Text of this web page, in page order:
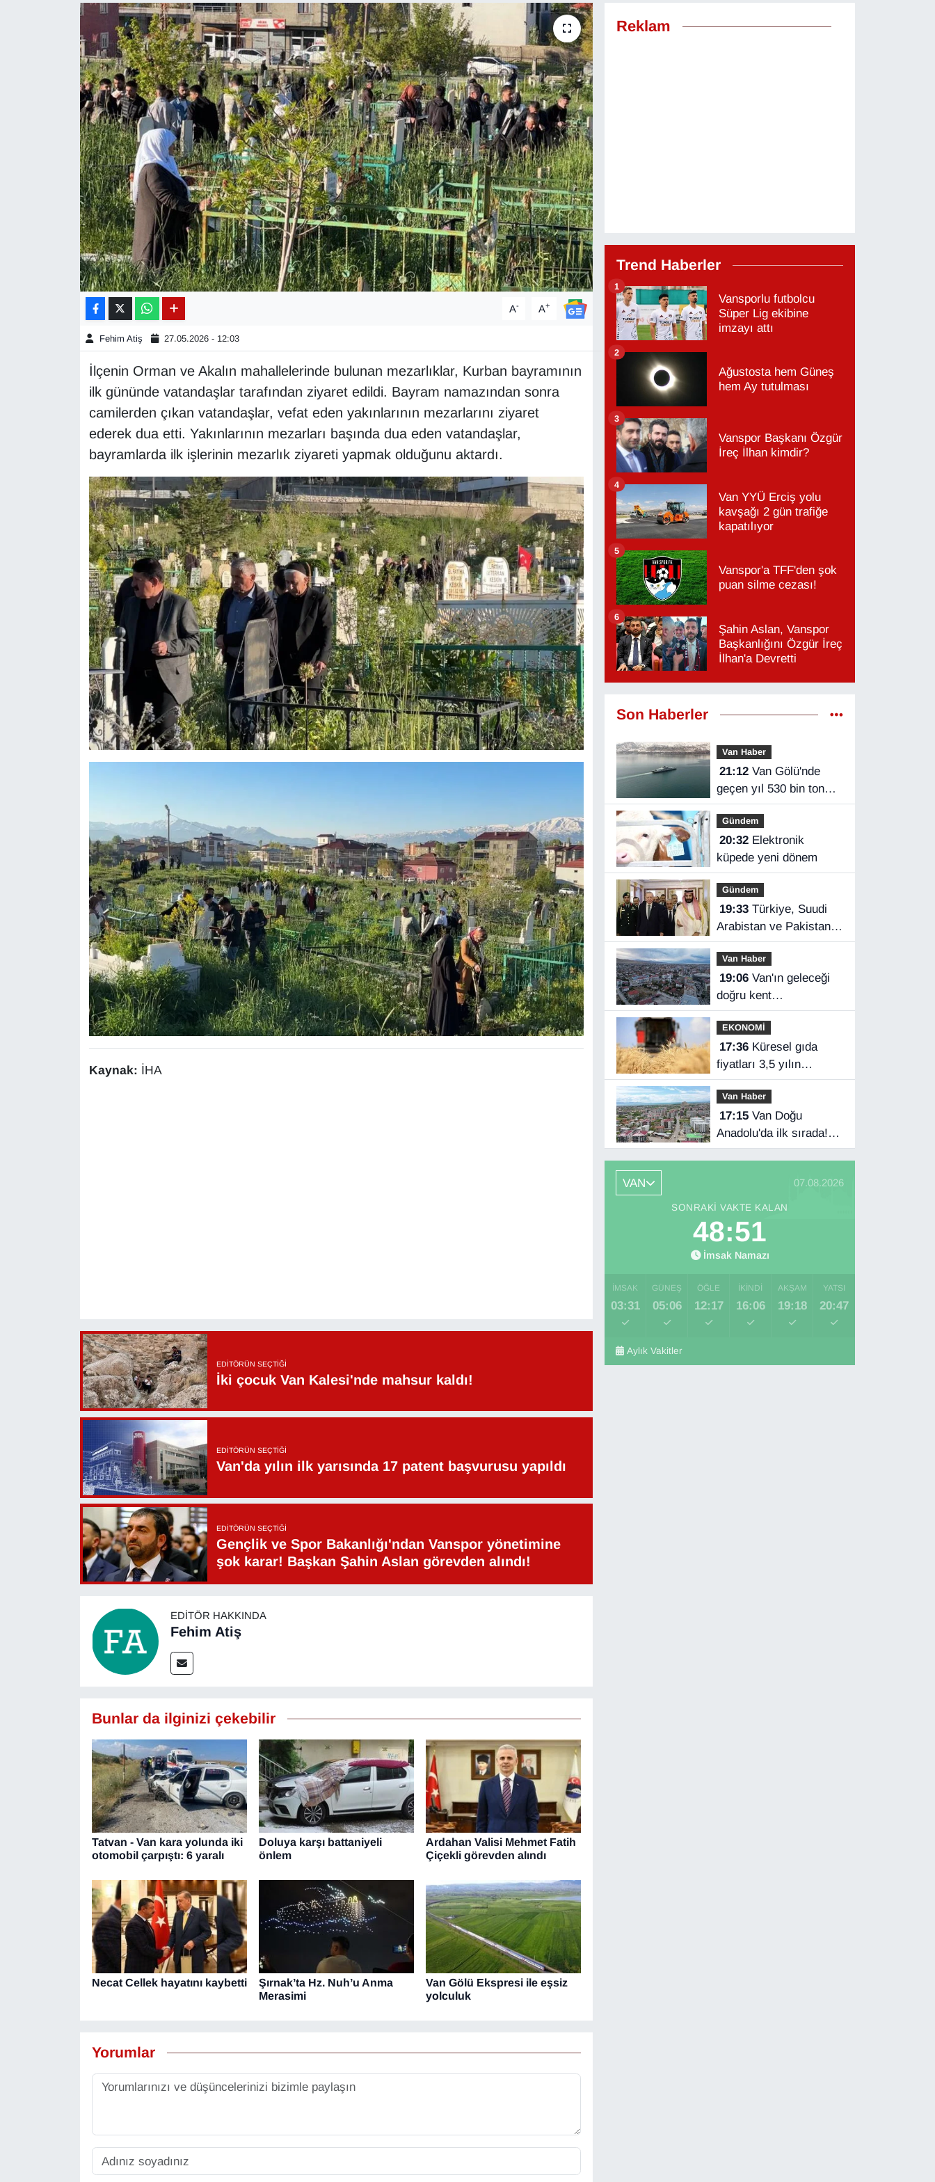
A- A+
Fehim Atiş 27.05.2026 - 12:03
İlçenin Orman ve Akalın mahallelerinde bulunan mezarlıklar, Kurban bayramının
ilk gününde vatandaşlar tarafından ziyaret edildi. Bayram namazından sonra
camilerden çıkan vatandaşlar, vefat eden yakınlarının mezarlarını ziyaret
ederek dua etti. Yakınlarının mezarları başında dua eden vatandaşlar,
bayramlarda ilk işlerinin mezarlık ziyareti yapmak olduğunu aktardı.
Kaynak: İHA
EDITÖRÜN SEÇTIĞI
İki çocuk Van Kalesi'nde mahsur kaldı!
EDITÖRÜN SEÇTIĞI
Van'da yılın ilk yarısında 17 patent başvurusu yapıldı
EDITÖRÜN SEÇTIĞI
Gençlik ve Spor Bakanlığı'ndan Vanspor yönetimine
şok karar! Başkan Şahin Aslan görevden alındı!
EDITÖR HAKKINDA
Fehim Atiş
Bunlar da ilginizi çekebilir
Tatvan - Van kara yolunda iki
otomobil çarpıştı: 6 yaralı
Doluya karşı battaniyeli
önlem
Ardahan Valisi Mehmet Fatih
Çiçekli görevden alındı
Necat Cellek hayatını kaybetti
Şırnak’ta Hz. Nuh’u Anma
Merasimi
Van Gölü Ekspresi ile eşsiz
yolculuk
Yorumlar
Reklam
Trend Haberler
Vansporlu futbolcu
Süper Lig ekibine
imzayı attı
1
Ağustosta hem Güneş
hem Ay tutulması
2
Vanspor Başkanı Özgür
İreç İlhan kimdir?
3
Van YYÜ Erciş yolu
kavşağı 2 gün trafiğe
kapatılıyor
4
Vanspor'a TFF'den şok
puan silme cezası!
5
Şahin Aslan, Vanspor
Başkanlığını Özgür İreç
İlhan'a Devretti
6
Son Haberler
Van Haber
21:12Van Gölü'nde
geçen yıl 530 bin ton
yük taşındı
Gündem
20:32Elektronik
küpede yeni dönem
Gündem
19:33Türkiye, Suudi
Arabistan ve Pakistan
üçlü savunma
anlaşması imzaladı
Van Haber
19:06Van'ın geleceği
doğru kent
planlamasında
EKONOMİ
17:36Küresel gıda
fiyatları 3,5 yılın
zirvesinde
Van Haber
17:15Van Doğu
Anadolu'da ilk sırada!
Bakanlık verileri
VAN
07.08.2026
SONRAKI VAKTE KALAN
48:50
İmsak Namazı
İMSAK
03:31
GÜNEŞ
05:06
ÖĞLE
12:17
İKINDI
16:06
AKŞAM
19:18
YATSI
20:47
Aylık Vakitler
DÜNYA
EĞİTİM
EKONOMİ
Eleman
En çok konuşulanlar
GENEL
Gündem
HABERDE İNSAN
Kamu Alımları
Kim Kimdir?
Kültür & Sanat
MAGAZİN
ONE EKONOMİ
RÖPORTAJ
Sinema - TV